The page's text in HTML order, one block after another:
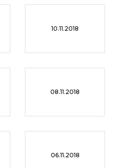
10.11.2018
08.11.2018
06.11.2018